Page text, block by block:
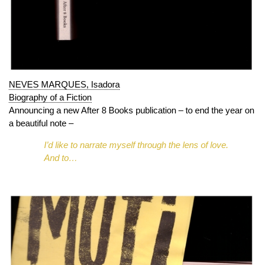
NEVES MARQUES, Isadora
Biography of a Fiction
Announcing a new After 8 Books publication – to end the year on
a beautiful note –
I’d like to narrate myself through the lens of love.
And to…